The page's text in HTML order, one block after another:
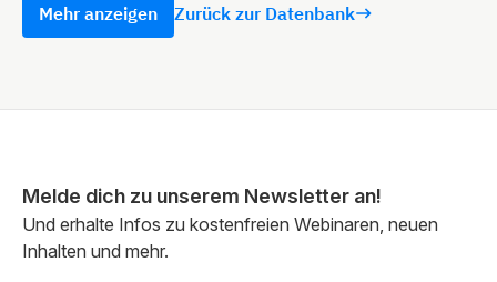
Mehr anzeigen Zurück zur Datenbank
Melde dich zu unserem Newsletter an!
Und erhalte Infos zu kostenfreien Webinaren, neuen
Inhalten und mehr.